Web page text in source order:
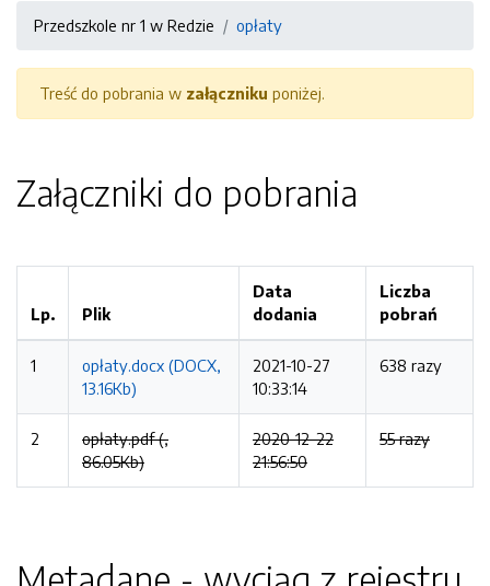
Przedszkole nr 1 w Redzie opłaty
Treść do pobrania w załączniku poniżej.
Załączniki do pobrania
Lp. Plik
Data
dodania
Liczba
pobrań
1
opłaty.docx (DOCX,
13.16Kb)
2021-10-27
10:33:14
638 razy
2
opłaty.pdf (,
86.05Kb)
2020-12-22
21:56:50
55 razy